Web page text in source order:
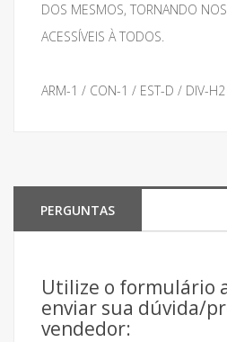
DOS MESMOS, TORNANDO
ACESSÍVEIS À TODOS.
ARM-1 / CON-1 / EST-D / DIV-
PERGUNTAS
Utilize o formulário
enviar sua dúvida/
vendedor: